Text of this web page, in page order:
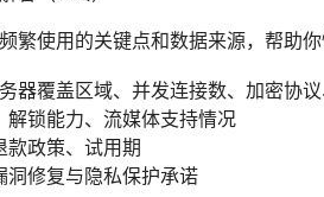
繁使用的关键点和数据来源，帮助你
器覆盖区域、并发连接数、加密协
解锁能力、流媒体支持情况
款政策、试用期
洞修复与隐私保护承诺